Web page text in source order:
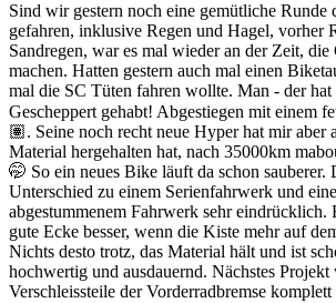
Sind wir gestern noch eine gemütliche Runde
gefahren, inklusive Regen und Hagel, vorher
Sandregen, war es mal wieder an der Zeit, die
machen. Hatten gestern auch mal einen
mal die SC Tüten fahren wollte. Man - der hat
Gescheppert gehabt! Abgestiegen mit einem
🏽. Seine noch recht neue Hyper hat mir aber
Material hergehalten hat, nach 35000km
🤭 So ein neues Bike läuft da schon sauberer.
Unterschied zu einem Serienfahrwerk und
abgestummenem Fahrwerk sehr eindrücklich.
gute Ecke besser, wenn die Kiste mehr auf
Nichts desto trotz, das Material hält und ist
hochwertig und ausdauernd. Nächstes
Verschleissteile der Vorderradbremse komplett